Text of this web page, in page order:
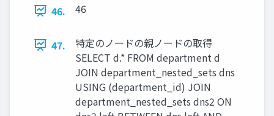
46. 46
47.
特定のノードの親ノードの取得
SELECT d.* FROM department d
JOIN department_nested_sets dns
USING (department_id) JOIN
department_nested_sets dns2 ON